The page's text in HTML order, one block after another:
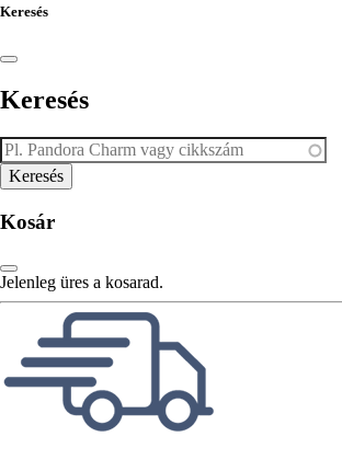
Keresés
Keresés
Kosár
Jelenleg üres a kosarad.